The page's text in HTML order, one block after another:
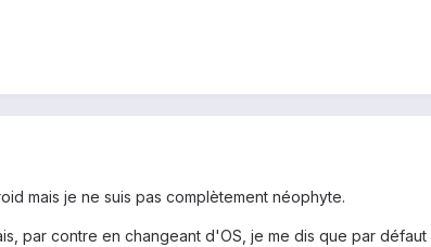
mais je ne suis pas complètement néophyte.
par contre en changeant d'OS, je me dis que par